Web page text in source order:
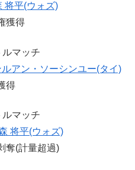
将平(ウォズ)
獲得
マッチ
ルアン・ソーシンユー(タイ)
得
マッチ
将平(ウォズ)
奪(計量超過)